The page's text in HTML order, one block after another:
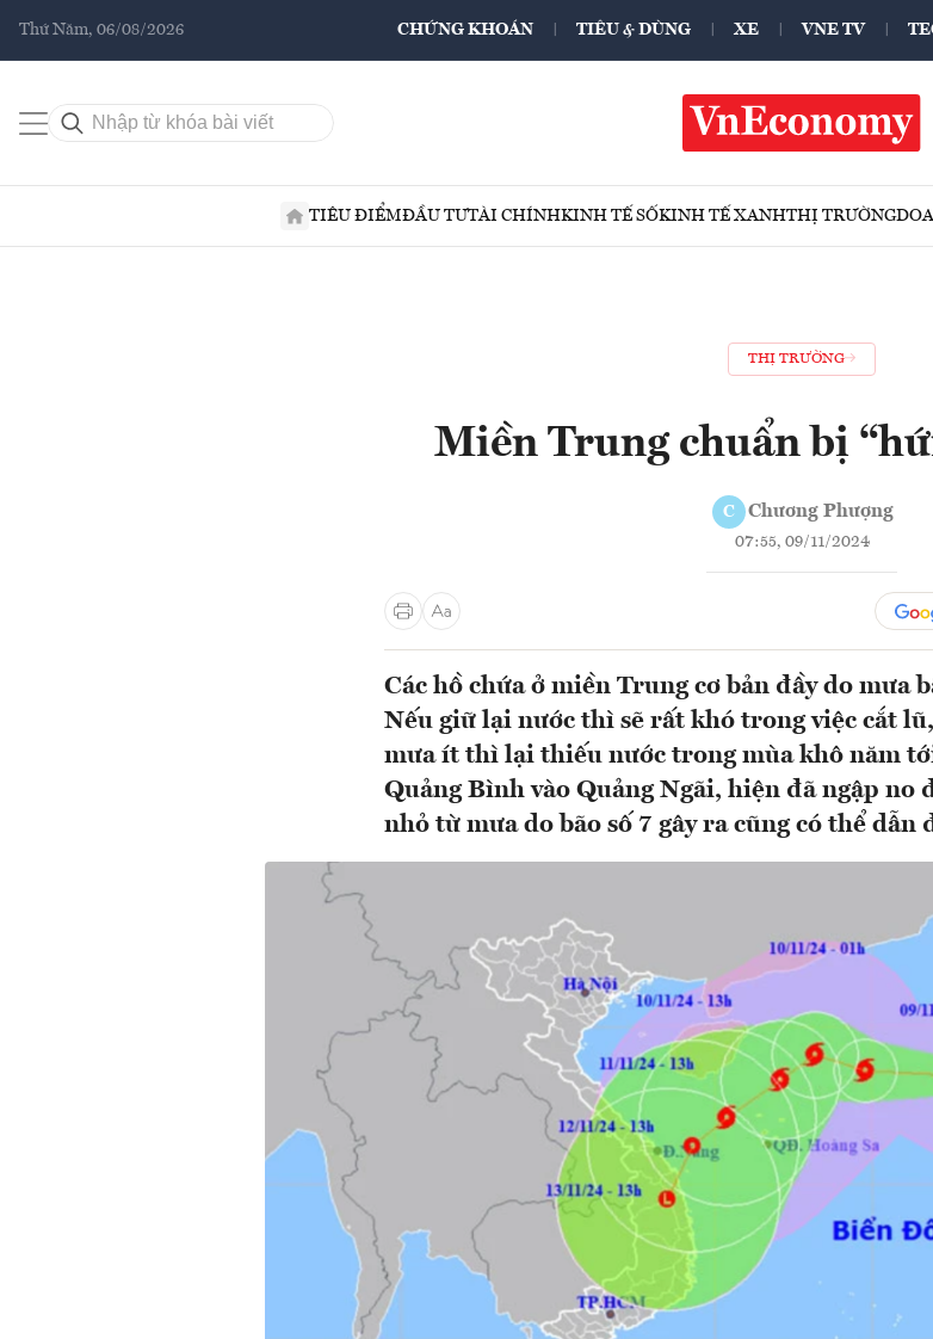
Thứ Năm, 06/08/2026 CHỨNG KHOÁN TIÊU & DÙNG XE VNE TV
TIÊU ĐIỂMĐẦU TƯTÀI CHÍNHKINH TẾ SỐKINH TẾ XANHTHỊ TRƯỜNG
THỊ TRƯỜNG
Miền Trung chuẩn bị
C Chương Phượng
07:55, 09/11/2024
Các hồ chứa ở miền Trung cơ bản đầy do mưa
Nếu giữ lại nước thì sẽ rất khó trong việc cắt
mưa ít thì lại thiếu nước trong mùa khô năm
Quảng Bình vào Quảng Ngãi, hiện đã ngập no
nhỏ từ mưa do bão số 7 gây ra cũng có thể